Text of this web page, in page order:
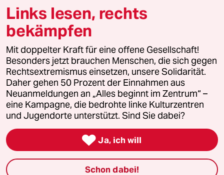
© 2026 taz Verlags und Vertriebs GmbH
Alle Rechte vorbehalten. Bei rechtlichen Fragen oder für Genehmigungen
wenden Sie sich bitte an lizenzen@taz.de
Feedback Redaktionsstatut Kommune-Richtlinien
Leitlinie Informant Datenschutz Impressum AGB
Seitenwende Einwilligungen widerrufen (Ads)
Links lesen, rechts
bekämpfen
Mit doppelter Kraft für eine offene Gesellschaft!
Besonders jetzt brauchen Menschen, die sich gegen
Rechtsextremismus einsetzen, unsere Solidarität.
Daher gehen 50 Prozent der Einnahmen aus
Neuanmeldungen an „Alles beginnt im Zentrum“ –
eine Kampagne, die bedrohte linke Kulturzentren
und Jugendorte unterstützt. Sind Sie dabei?
 Ja, ich will
Schon dabei!